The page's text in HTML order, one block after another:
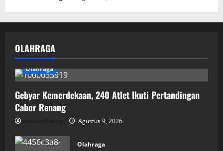
OLAHRAGA
Olahraga
Gebyar Kemerdekaan, 240 Atlet Ikuti Pertandingan
Cabor Renang
Agustus 9, 2026
Olahraga